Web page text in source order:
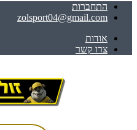
התחברות
zolsport04@gmail.com
אודות
צרו קשר